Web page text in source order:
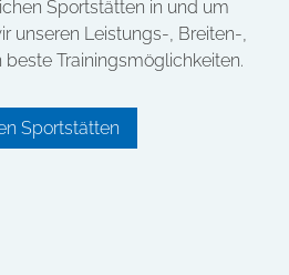
Sportstätten in und um
unseren Leistungs-, Breiten-,
beste Trainingsmöglichkeiten.
Sportstätten